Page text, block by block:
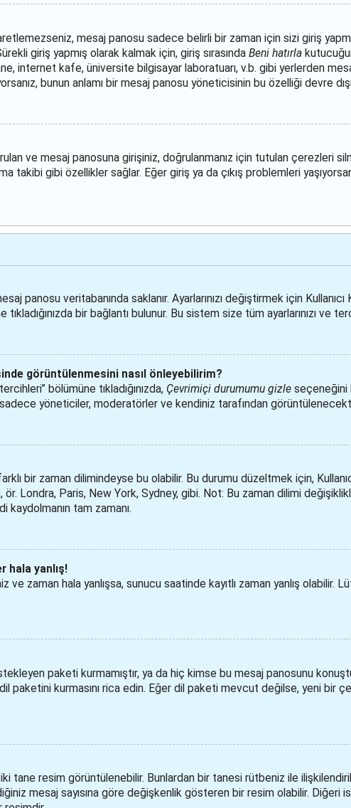
mesaj panosu sadece belirli bir zaman için sizi giriş
giriş yapmış olarak kalmak için, giriş sırasında Beni hatırla
internet kafe, üniversite bilgisayar laboratuarı, v.b. gibi yerlerden
bunun anlamı bir mesaj panosu yöneticisinin bu özelliği devre dışı
ve mesaj panosuna girişiniz, doğrulanmanız için tutulan çerezleri
takibi gibi özellikler sağlar. Eğer giriş ya da çıkış problemleri
panosu veritabanında saklanır. Ayarlarınızı değiştirmek için
tıkladığınızda bir bağlantı bulunur. Bu sistem size tüm ayarlarınızı
görüntülenmesini nasıl önleyebilirim?
bölümüne tıkladığınızda, Çevrimiçi durumumu gizle seçeneğini
sadece yöneticiler, moderatörler ve kendiniz tarafından
bir zaman dilimindeyse bu olabilir. Bu durumu düzeltmek için,
Londra, Paris, New York, Sydney, gibi. Not: Bu zaman dilimi
kaydolmanın tam zamanı.
hala yanlış!
ve zaman hala yanlışsa, sunucu saatinde kayıtlı zaman yanlış
paketi kurmamıştır, ya da hiç kimse bu mesaj panosunu
paketini kurmasını rica edin. Eğer dil paketi mevcut değilse, yeni bir
iki tane resim görüntülenebilir. Bunlardan bir tanesi rütbeniz ile
mesaj sayısına göre değişkenlik gösteren bir resim olabilir. Diğeri